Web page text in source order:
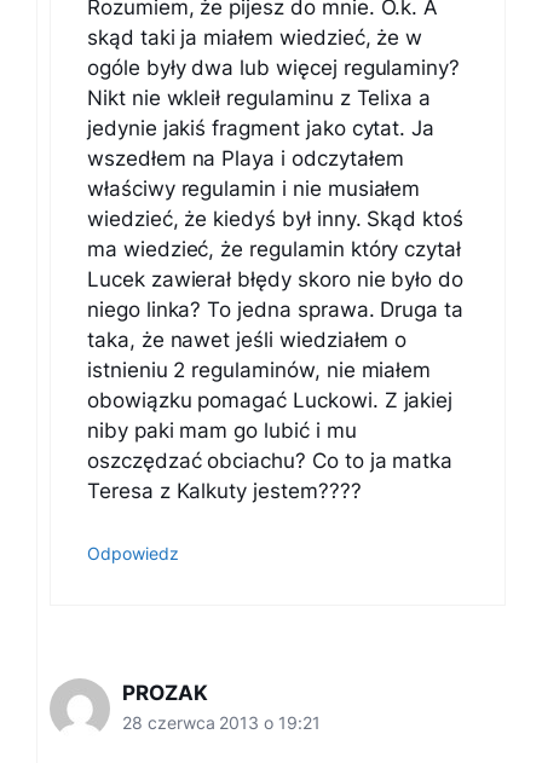
Rozumiem, że pijesz do mnie. O.k. A
skąd taki ja miałem wiedzieć, że w
ogóle były dwa lub więcej regulaminy?
Nikt nie wkleił regulaminu z Telixa a
jedynie jakiś fragment jako cytat. Ja
wszedłem na Playa i odczytałem
właściwy regulamin i nie musiałem
wiedzieć, że kiedyś był inny. Skąd ktoś
ma wiedzieć, że regulamin który czytał
Lucek zawierał błędy skoro nie było do
niego linka? To jedna sprawa. Druga ta
taka, że nawet jeśli wiedziałem o
istnieniu 2 regulaminów, nie miałem
obowiązku pomagać Luckowi. Z jakiej
niby paki mam go lubić i mu
oszczędzać obciachu? Co to ja matka
Teresa z Kalkuty jestem????
Odpowiedz
PROZAK
28 czerwca 2013 o 19:21